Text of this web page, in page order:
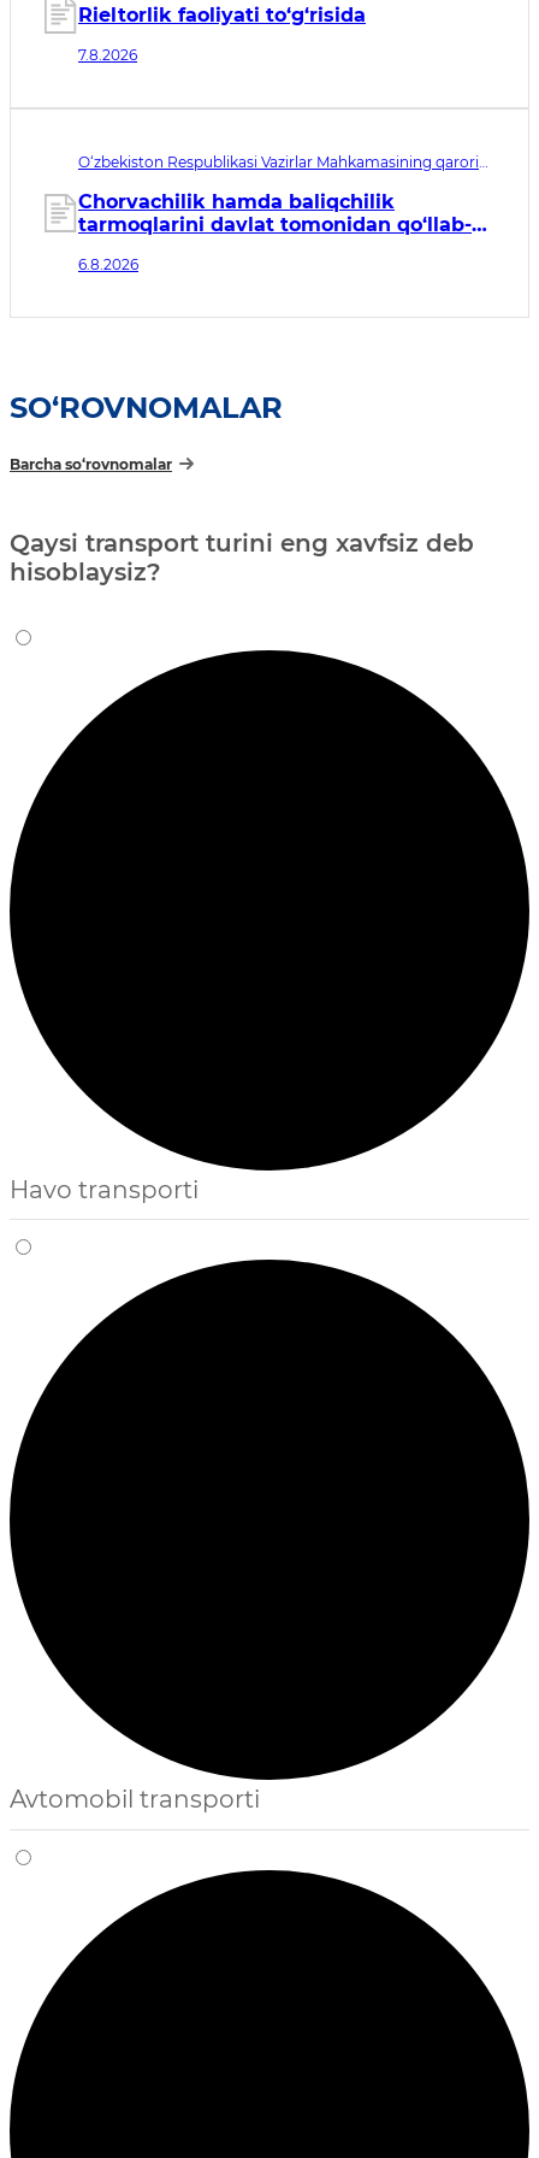
Rieltorlik faoliyati to‘g‘risida
7.8.2026
O‘zbekiston Respublikasi Vazirlar Mahkamasining qarori
sanasi 07.08.2026
Chorvachilik hamda baliqchilik
tarmoqlarini davlat tomonidan qo‘llab-
tadbirlari to‘g‘risida
6.8.2026
SO‘ROVNOMALAR
Barcha so‘rovnomalar
Qaysi transport turini eng xavfsiz deb
hisoblaysiz?
Havo transporti
Avtomobil transporti